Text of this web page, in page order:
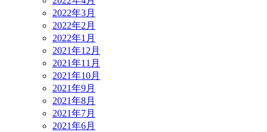
2022年3月
2022年2月
2022年1月
2021年12月
2021年11月
2021年10月
2021年9月
2021年8月
2021年7月
2021年6月